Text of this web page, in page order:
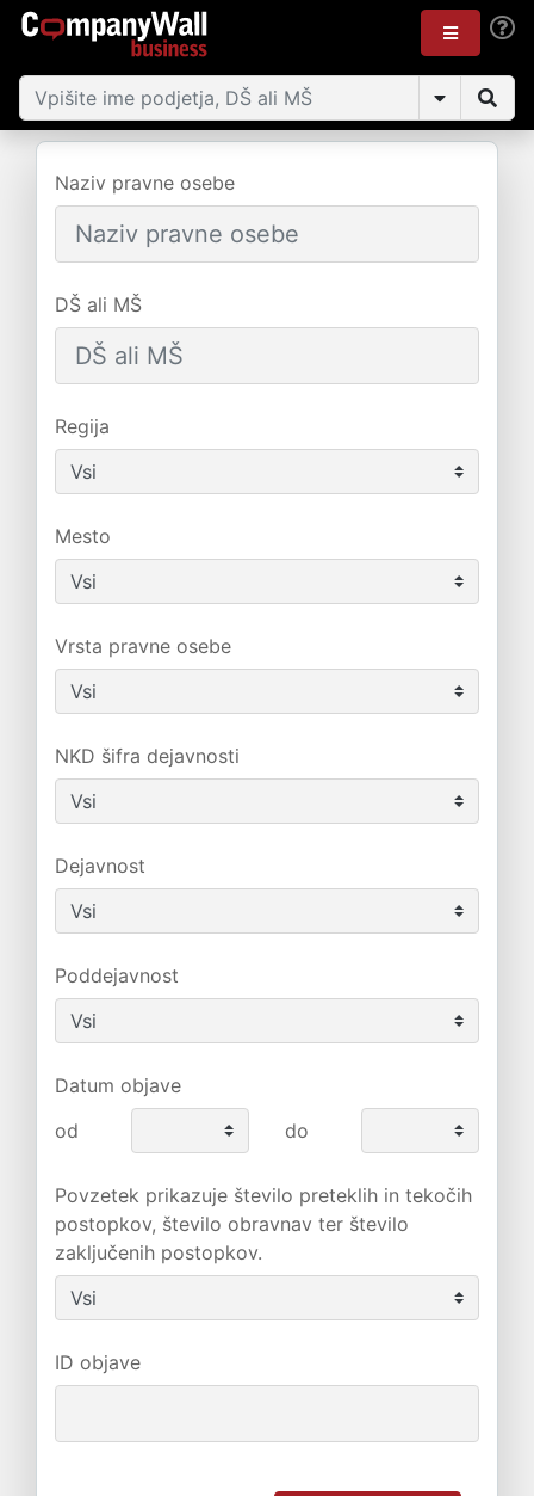
Naziv pravne osebe
DŠ ali MŠ
Regija
Mesto
Vrsta pravne osebe
NKD šifra dejavnosti
Dejavnost
Poddejavnost
Datum objave
od
do
Povzetek prikazuje število preteklih in tekočih
postopkov, število obravnav ter število
zaključenih postopkov.
ID objave